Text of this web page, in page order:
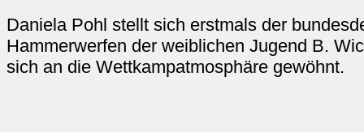
Daniela Pohl stellt sich erstmals der
Hammerwerfen der weiblichen Jugend B.
sich an die Wettkampatmosphäre gewöhnt.